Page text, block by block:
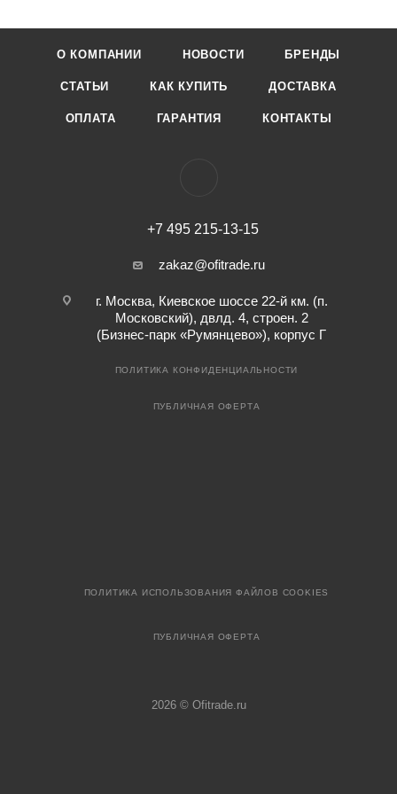
О КОМПАНИИ НОВОСТИ БРЕНДЫ
СТАТЬИ КАК КУПИТЬ ДОСТАВКА
ОПЛАТА ГАРАНТИЯ КОНТАКТЫ
+7 495 215-13-15
zakaz@ofitrade.ru
г. Москва, Киевское шоссе 22-й км. (п.
Московский), двлд. 4, строен. 2
(Бизнес-парк «Румянцево»), корпус Г
ПОЛИТИКА КОНФИДЕНЦИАЛЬНОСТИ
ПУБЛИЧНАЯ ОФЕРТА
ПОЛИТИКА ИСПОЛЬЗОВАНИЯ ФАЙЛОВ COOKIES
ПУБЛИЧНАЯ ОФЕРТА
2026 © Ofitrade.ru